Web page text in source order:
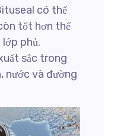
có thể
tốt hơn thế
phủ.
sắc trong
nước và đường